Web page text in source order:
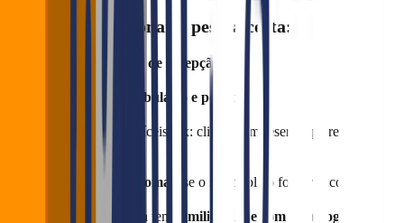
Dicas para selecionar a pessoa certa:
testes práticos de recepção
dicção, vocabulário e postura
Simule situações difíceis (ex: cliente sem reserva querendo
idiomas , se o seu público for turístico
Verifique se a pessoa tem familiaridade com tecnologia